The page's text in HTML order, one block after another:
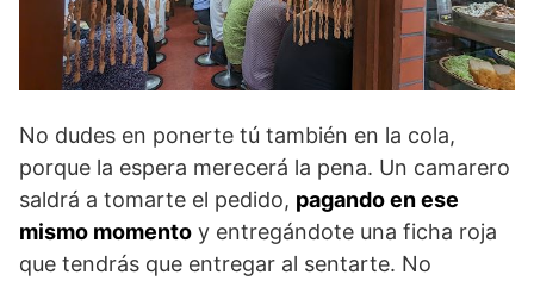
No dudes en ponerte tú también en la cola,
porque la espera merecerá la pena. Un camarero
saldrá a tomarte el pedido, pagando en ese
mismo momento y entregándote una ficha roja
que tendrás que entregar al sentarte. No